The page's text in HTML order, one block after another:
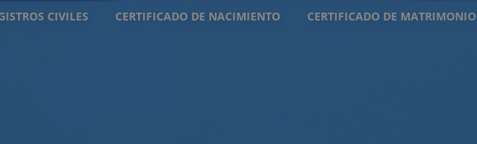
CIVILES CERTIFICADO DE NACIMIENTO CERTIFICADO DE MATRIMONIO